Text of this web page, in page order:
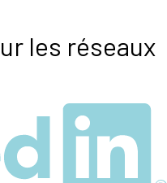
les réseaux